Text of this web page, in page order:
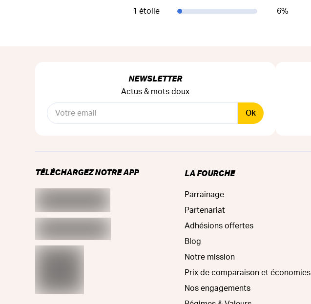
1 étoile
6%
NEWSLETTER
Actus & mots doux
Ok
TÉLÉCHARGEZ NOTRE APP LA FOURCHE
Parrainage
Partenariat
Adhésions offertes
Blog
Notre mission
Prix de comparaison et économies
Nos engagements